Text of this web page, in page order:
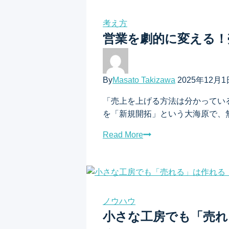
考え方
営業を劇的に変える
ByMasato Takizawa 2025年12月1
「売上を上げる方法は分かって
を「新規開拓」という大海原で
Read More
ノウハウ
小さな工房でも「売